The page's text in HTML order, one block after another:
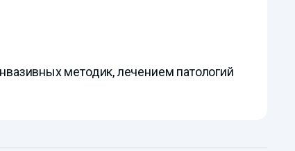
методик, лечением патологий